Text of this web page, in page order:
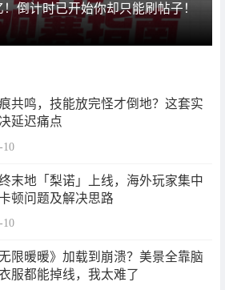
！倒计时已开始你却只能刷帖子！
共鸣，技能放完怪才倒地？这套实
延迟痛点
10
末地「梨诺」上线，海外玩家集中
顿问题及解决思路
10
限暖暖》加载到崩溃？美景全靠脑
服都能掉线，我太难了